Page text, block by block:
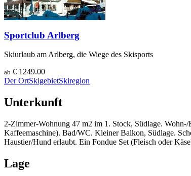
Sportclub Arlberg
Skiurlaub am Arlberg, die Wiege des Skisports
ab € 1249.00
Der OrtSkigebietSkiregion
Unterkunft
2-Zimmer-Wohnung 47 m2 im 1. Stock, Südlage.
Kaffeemaschine). Bad/WC. Kleiner Balkon, Südlage.
Haustier/Hund erlaubt. Ein Fondue Set (Fleisch oder
Lage